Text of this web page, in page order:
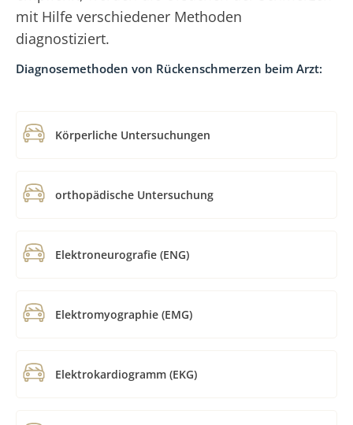
mit Hilfe verschiedener Methoden
diagnostiziert.
Diagnosemethoden von Rückenschmerzen beim Arzt:
Körperliche Untersuchungen
orthopädische Untersuchung
Elektroneurografie (ENG)
Elektromyographie (EMG)
Elektrokardiogramm (EKG)